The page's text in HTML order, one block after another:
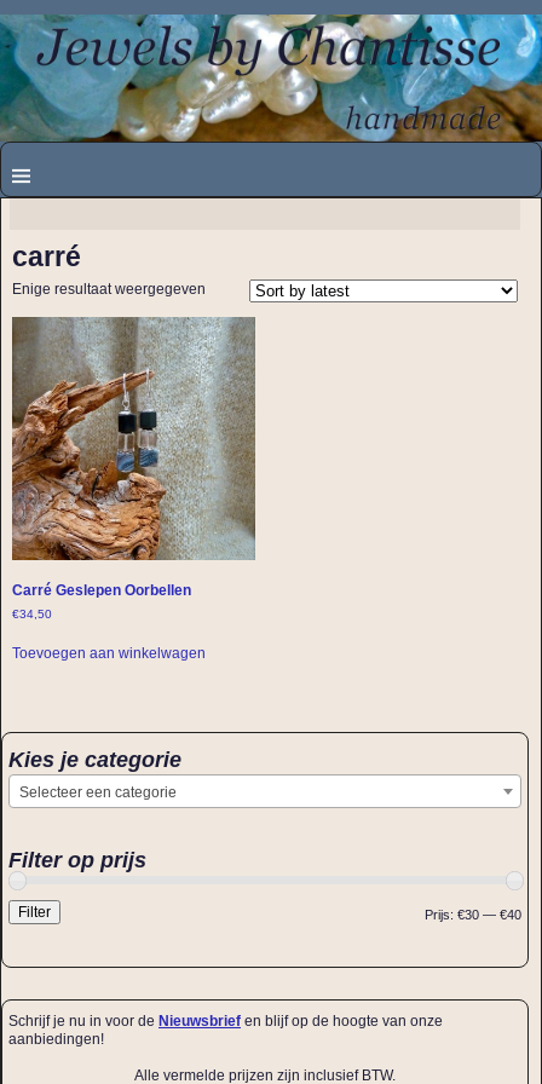
carré
Enige resultaat weergegeven
Carré Geslepen Oorbellen
€34,50
Toevoegen aan winkelwagen
Kies je categorie
Selecteer een categorie
Filter op prijs
Filter Prijs: €30 — €40
Schrijf je nu in voor de Nieuwsbrief en blijf op de hoogte van onze
aanbiedingen!
Alle vermelde prijzen zijn inclusief BTW.